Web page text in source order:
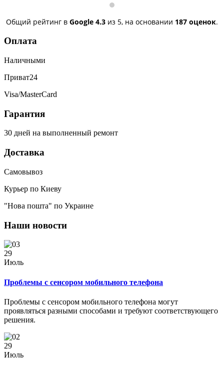
сегодня получила телефон, всё исправили, заряд
Общий рейтинг в Google 4.3 из 5, на основании 187 оценок.
Оплата
Наличными
Приват24
Visa/MasterCard
Гарантия
30 дней на выполненный ремонт
Доставка
Самовывоз
Курьер по Киеву
"Нова пошта" по Украине
Наши новости
29
Июль
Проблемы с сенсором мобильного телефона
Проблемы с сенсором мобильного телефона могут
проявляться разными способами и требуют соответствующего
решения.
29
Июль